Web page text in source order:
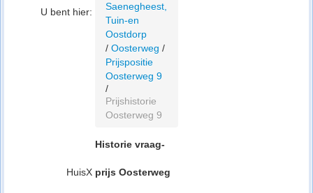
Cookie beleid
U bent hier:
Saenegheest,
Tuin-en
Oostdorp
/ Oosterweg /
Prijspositie
Oosterweg 9
/
Prijshistorie
Oosterweg 9
HuisX
Historie vraag-
prijs Oosterweg